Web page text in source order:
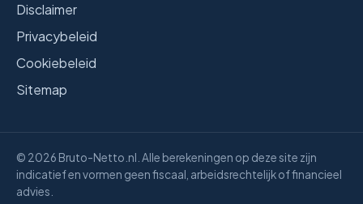
Disclaimer
Privacybeleid
Cookiebeleid
Sitemap
© 2026 Bruto-Netto.nl. Alle berekeningen op deze site zijn
indicatief en vormen geen fiscaal, arbeidsrechtelijk of financieel
advies.